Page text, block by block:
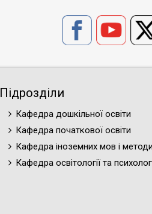
Підрозділи
Кафедра дошкільної освіти
Кафедра початкової освіти
Кафедра іноземних мов і
Кафедра освітології та